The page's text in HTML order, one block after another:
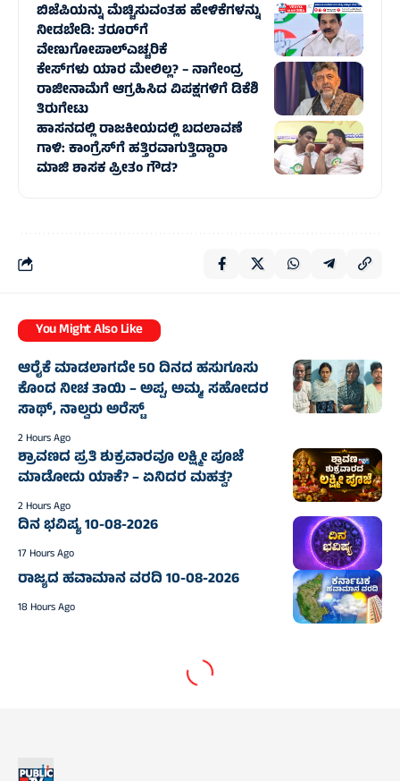
ಬಿಜೆಪಿಯನ್ನು ಮೆಚ್ಚಿಸುವಂತಹ ಹೇಳಿಕೆಗಳನ್ನು
ನೀಡಬೇಡಿ: ತರೂರ್‌ಗೆ
ವೇಣುಗೋಪಾಲ್‌ಎಚ್ಚರಿಕೆ
ಕೇಸ್‌ಗಳು ಯಾರ ಮೇಲಿಲ್ಲ? – ನಾಗೇಂದ್ರ
ರಾಜೀನಾಮೆಗೆ ಆಗ್ರಹಿಸಿದ ವಿಪಕ್ಷಗಳಿಗೆ ಡಿಕೆಶಿ
ತಿರುಗೇಟು
ಹಾಸನದಲ್ಲಿ ರಾಜಕೀಯದಲ್ಲಿ ಬದಲಾವಣೆ
ಗಾಳಿ: ಕಾಂಗ್ರೆಸ್‌ಗೆ ಹತ್ತಿರವಾಗುತ್ತಿದ್ದಾರಾ
ಮಾಜಿ ಶಾಸಕ ಪ್ರೀತಂ ಗೌಡ?
You Might Also Like
ಆರೈಕೆ ಮಾಡಲಾಗದೇ 50 ದಿನದ ಹಸುಗೂಸು
ಕೊಂದ ನೀಚ ತಾಯಿ – ಅಪ್ಪ, ಅಮ್ಮ, ಸಹೋದರ
ಸಾಥ್‌, ನಾಲ್ವರು ಅರೆಸ್ಟ್‌
2 Hours Ago
ಶ್ರಾವಣದ ಪ್ರತಿ ಶುಕ್ರವಾರವೂ ಲಕ್ಷ್ಮೀ ಪೂಜೆ
ಮಾಡೋದು ಯಾಕೆ? – ಏನಿದರ ಮಹತ್ವ?
2 Hours Ago
ದಿನ ಭವಿಷ್ಯ 10-08-2026
17 Hours Ago
ರಾಜ್ಯದ ಹವಾಮಾನ ವರದಿ 10-08-2026
18 Hours Ago